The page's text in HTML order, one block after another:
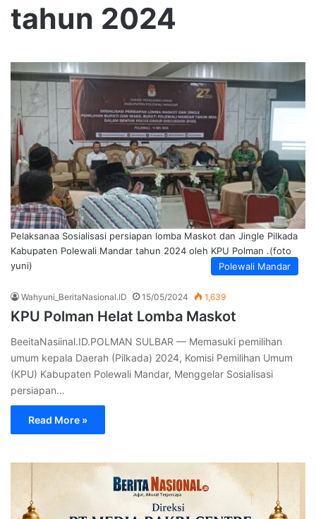
tahun 2024
Polewali Mandar
Pelaksanaa Sosialisasi persiapan lomba Maskot dan Jingle Pilkada
Kabupaten Polewali Mandar tahun 2024 oleh KPU Polman .(foto
yuni)
Wahyuni_BeritaNasional.ID 15/05/2024 1,639
KPU Polman Helat Lomba Maskot
BeeitaNasiinal.ID.POLMAN SULBAR — Memasuki pemilihan
umum kepala Daerah (Pilkada) 2024, Komisi Pemilihan Umum
(KPU) Kabupaten Polewali Mandar, Menggelar Sosialisasi
persiapan…
Read More »